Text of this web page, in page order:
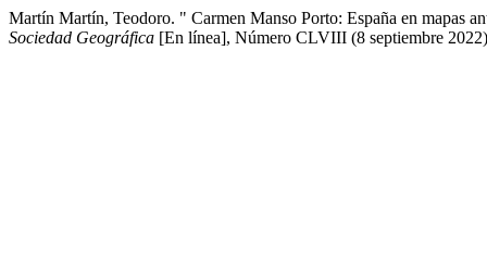
Martín Martín, Teodoro. " Carmen Manso Porto: España en mapas
Sociedad Geográfica [En línea], Número CLVIII (8 septiembre 2022)